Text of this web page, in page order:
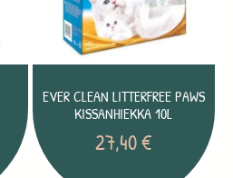
EVER CLEAN LITTERFREE PAWS
KISSANHIEKKA 10L
27,40€